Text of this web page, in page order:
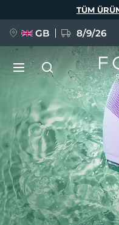
TÜM
GB 8/9/26
YENİ
FAQ™ Pure
BREAKING NEWS
Dil Seçimi
English
Français
Polski